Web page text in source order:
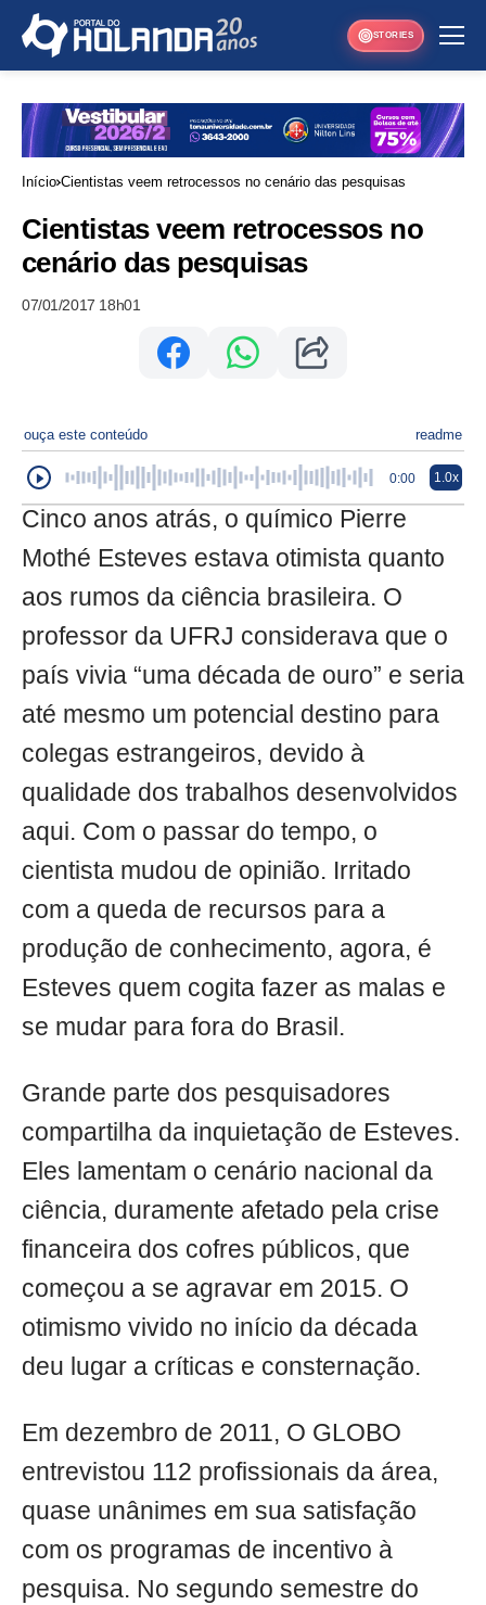
STORIES
Início Cientistas veem retrocessos no cenário das pesquisas
Cientistas veem retrocessos no
cenário das pesquisas
07/01/2017 18h01
ouça este conteúdo readme
0:00 1.0x
Cinco anos atrás, o químico Pierre
Mothé Esteves estava otimista quanto
aos rumos da ciência brasileira. O
professor da UFRJ considerava que o
país vivia “uma década de ouro” e seria
até mesmo um potencial destino para
colegas estrangeiros, devido à
qualidade dos trabalhos desenvolvidos
aqui. Com o passar do tempo, o
cientista mudou de opinião. Irritado
com a queda de recursos para a
produção de conhecimento, agora, é
Esteves quem cogita fazer as malas e
se mudar para fora do Brasil.
Grande parte dos pesquisadores
compartilha da inquietação de Esteves.
Eles lamentam o cenário nacional da
ciência, duramente afetado pela crise
financeira dos cofres públicos, que
começou a se agravar em 2015. O
otimismo vivido no início da década
deu lugar a críticas e consternação.
Em dezembro de 2011, O GLOBO
entrevistou 112 profissionais da área,
quase unânimes em sua satisfação
com os programas de incentivo à
pesquisa. No segundo semestre do